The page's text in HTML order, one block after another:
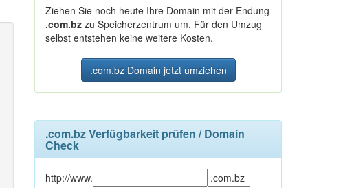
Ziehen Sie noch heute Ihre Domain mit der Endung
.com.bz zu Speicherzentrum um. Für den Umzug
selbst entstehen keine weitere Kosten.
.com.bz Domain jetzt umziehen
.com.bz Verfügbarkeit prüfen / Domain
Check
http://www.